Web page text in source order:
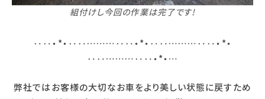
組付けし今回の作業は完了です!
‥‥・*・‥‥………‥‥・*・‥‥………‥‥・*・
‥‥………‥‥・*・…
弊社ではお客様の大切なお車をより美しい状態に戻すため